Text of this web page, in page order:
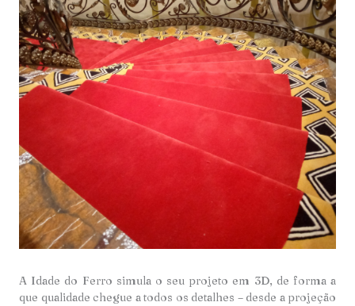
A Idade do Ferro simula o seu projeto em 3D, de forma a
que qualidade chegue a todos os detalhes – desde a projeção